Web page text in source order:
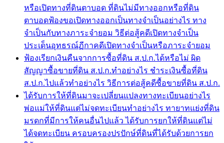
หรือเปิดทางที่ดินตาบอด ที่ดินไม่มีทางออกหรือที่ดิน
ตาบอดฟ้องขอเปิดทางออกเป็นทางจำเป็นอย่างไร ทาง
จำเป็นกับทางภาระจำยอม วิธีต่อสู้คดีเปิดทางจำเป็น
ประเด็นอุทธรณ์ฏีกาคดีเปิดทางจำเป็นหรือภาระจำยอม
ฟ้องเรียกเงินคืนจากการซื้อที่ดิน ส.ป.ก.ได้หรือไม่ ผิด
สัญญาซื้อขายที่ดิน ส.ป.ก.ทำอย่างไร ชำระเงินซื้อที่ดิน
ส.ป.ก.ไปแล้วทำอย่างไร วิธีการต่อสู้คดีซื้อขายที่ดิน ส.ป.ก.
ได้รับการให้ที่ดินมาจะเปลี่ยนแปลงทางทะเบียนอย่างไร
พ่อแม่ให้ที่ดินแต่ไม่จดทะเบียนทำอย่างไร ทายาทแย่งที่ดิน
มรดกที่มีการให้คนอื่นไปแล้ว ได้รับการยกให้ที่ดินแต่ไม่
ได้จดทะเบียน ครอบครองปรปักษ์ที่ดินที่ได้รับด้วยการยก